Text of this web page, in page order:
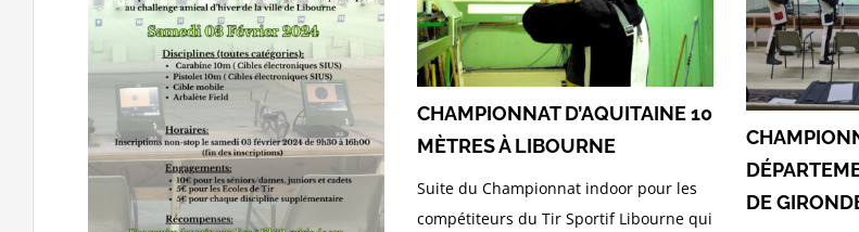
CHAMPIONNAT D’AQUITAINE 10
MÈTRES À LIBOURNE
Suite du Championnat indoor pour les
compétiteurs du Tir Sportif Libourne qui
DE